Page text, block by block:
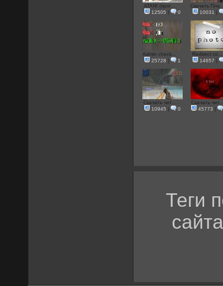
ATANI (прог...
12505 | 0
Скачать
10031 |
Admin check...
25728 | 1
Redirect со...
14657 |
Скачать чит...
10945 | 0
Скачать
45773 |
Теги